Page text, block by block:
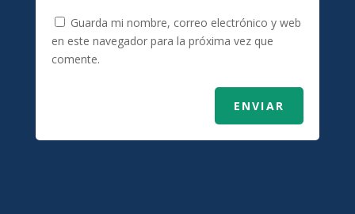
Guarda mi nombre, correo electrónico y web
en este navegador para la próxima vez que
comente.
ENVIAR